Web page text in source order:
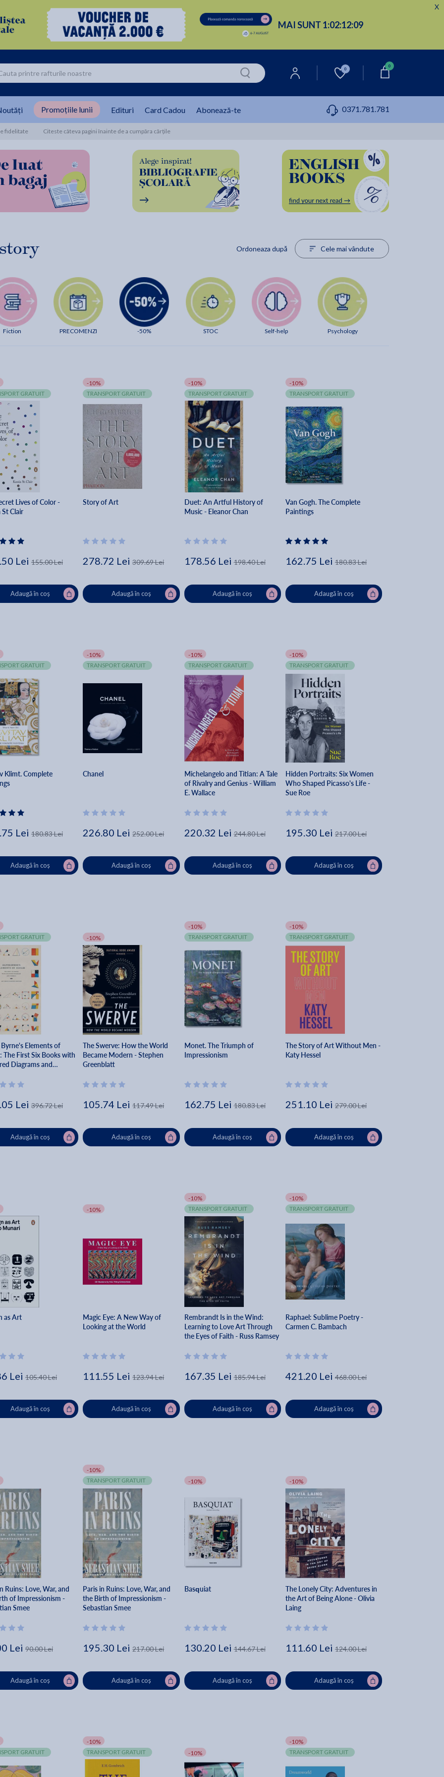
MAI SUNT 1:02:12:08
X
0
0
Promoțiile lunii Edituri Card Cadou Abonează-te 0371.781.781
fidelitate Citeste câteva pagini înainte de a cumpăra cărțile
Ordoneaza după Cele mai vândute
Fiction PRECOMENZI -50% STOC Self-help Psychology
GRATUIT
Lives of Color -
St Clair
Lei 155.00 Lei
Adaugă în coș
-10%
TRANSPORT GRATUIT
Story of Art
278.72 Lei 309.69 Lei
Adaugă în coș
-10%
TRANSPORT GRATUIT
Duet: An Artful History of
Music - Eleanor Chan
178.56 Lei 198.40 Lei
Adaugă în coș
-10%
TRANSPORT GRATUIT
Van Gogh. The Complete
Paintings
162.75 Lei 180.83 Lei
Adaugă în coș
GRATUIT
Klimt. Complete
Lei 180.83 Lei
Adaugă în coș
-10%
TRANSPORT GRATUIT
Chanel
226.80 Lei 252.00 Lei
Adaugă în coș
-10%
TRANSPORT GRATUIT
Michelangelo and Titian: A Tale
of Rivalry and Genius - William
E. Wallace
220.32 Lei 244.80 Lei
Adaugă în coș
-10%
TRANSPORT GRATUIT
Hidden Portraits: Six Women
Who Shaped Picasso's Life -
Sue Roe
195.30 Lei 217.00 Lei
Adaugă în coș
GRATUIT
Elements of
The First Six Books with
Diagrams and
Lei 396.72 Lei
Adaugă în coș
-10%
The Swerve: How the World
Became Modern - Stephen
Greenblatt
105.74 Lei 117.49 Lei
Adaugă în coș
-10%
TRANSPORT GRATUIT
Monet. The Triumph of
Impressionism
162.75 Lei 180.83 Lei
Adaugă în coș
-10%
TRANSPORT GRATUIT
The Story of Art Without Men -
Katy Hessel
251.10 Lei 279.00 Lei
Adaugă în coș
as Art
Lei 105.40 Lei
Adaugă în coș
-10%
Magic Eye: A New Way of
Looking at the World
111.55 Lei 123.94 Lei
Adaugă în coș
-10%
TRANSPORT GRATUIT
Rembrandt Is in the Wind:
Learning to Love Art Through
the Eyes of Faith - Russ Ramsey
167.35 Lei 185.94 Lei
Adaugă în coș
-10%
TRANSPORT GRATUIT
Raphael: Sublime Poetry -
Carmen C. Bambach
421.20 Lei 468.00 Lei
Adaugă în coș
Ruins: Love, War, and
of Impressionism -
Smee
Lei 90.00 Lei
Adaugă în coș
-10%
TRANSPORT GRATUIT
Paris in Ruins: Love, War, and
the Birth of Impressionism -
Sebastian Smee
195.30 Lei 217.00 Lei
Adaugă în coș
-10%
Basquiat
130.20 Lei 144.67 Lei
Adaugă în coș
-10%
The Lonely City: Adventures in
the Art of Being Alone - Olivia
Laing
111.60 Lei 124.00 Lei
Adaugă în coș
GRATUIT
-10%
TRANSPORT GRATUIT
-10%
-10%
TRANSPORT GRATUIT